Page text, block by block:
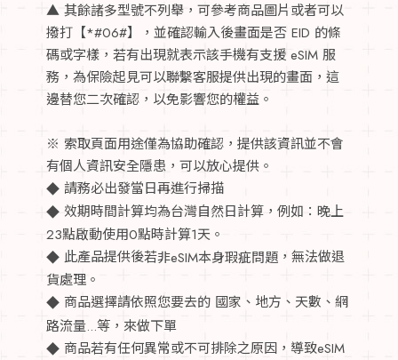
▲ 其餘諸多型號不列舉，可參考商品圖片或者可以
撥打【*#06#】，並確認輸入後畫面是否 EID 的條
碼或字樣，若有出現就表示該手機有支援 eSIM 服
務，為保險起見可以聯繫客服提供出現的畫面，這
邊替您二次確認，以免影響您的權益。
※ 索取頁面用途僅為協助確認，提供該資訊並不會
有個人資訊安全隱患，可以放心提供。
◆ 請務必出發當日再進行掃描
◆ 效期時間計算均為台灣自然日計算，例如：晚上
23點啟動使用0點時計算1天。
◆ 此產品提供後若非eSIM本身瑕疵問題 ，無法做退
貨處理。
◆ 商品選擇請依照您要去的 國家、地方、天數、網
路流量...等，來做下單
◆ 商品若有任何異常或不可排除之原因，導致eSIM